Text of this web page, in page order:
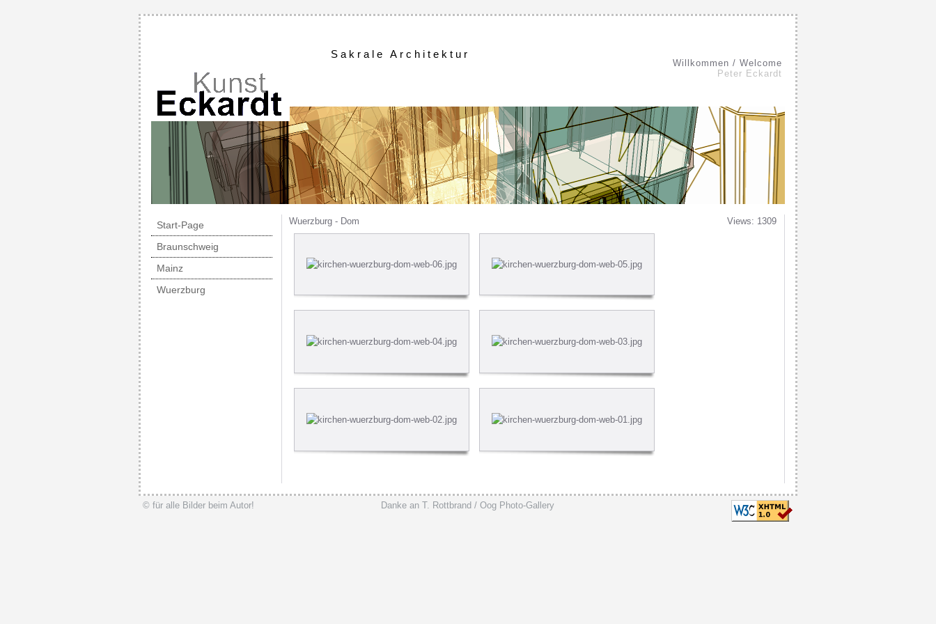
Willkommen / Welcome
Peter Eckardt
Sakrale Architektur
Start-Page
Braunschweig
Mainz
Wuerzburg
Wuerzburg - Dom Views: 1309
© für alle Bilder beim Autor! Danke an T. Rottbrand / Oog Photo-Gallery